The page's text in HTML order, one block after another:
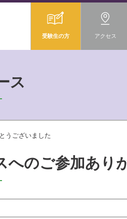
受験生の方 アクセス
ス
うございました
へのご参加あり